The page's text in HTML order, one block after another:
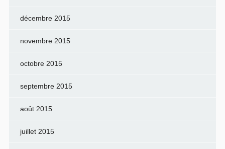
décembre 2015
novembre 2015
octobre 2015
septembre 2015
août 2015
juillet 2015